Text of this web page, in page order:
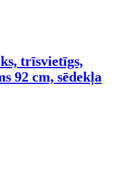
trīsvietīgs,
92 cm, sēdekļa